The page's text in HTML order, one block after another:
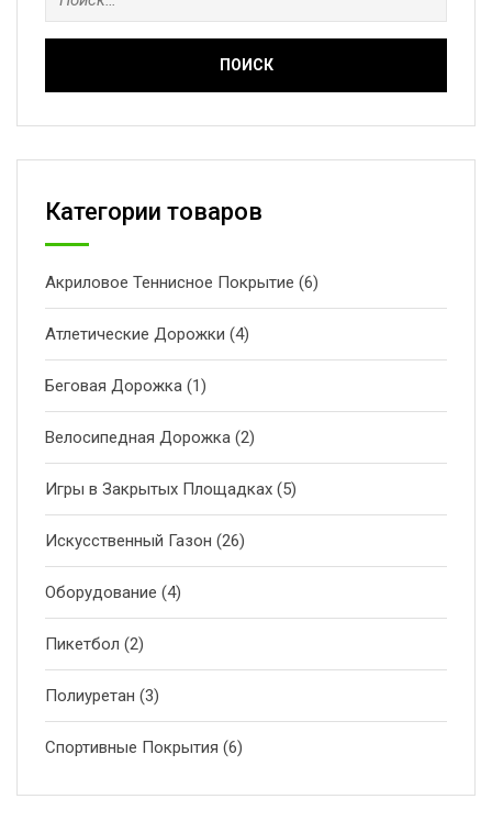
Категории товаров
Акриловое Теннисное Покрытие (6)
Атлетические Дорожки (4)
Беговая Дорожка (1)
Велосипедная Дорожка (2)
Игры в Закрытых Площадках (5)
Искусственный Газон (26)
Оборудование (4)
Пикетбол (2)
Полиуретан (3)
Спортивные Покрытия (6)